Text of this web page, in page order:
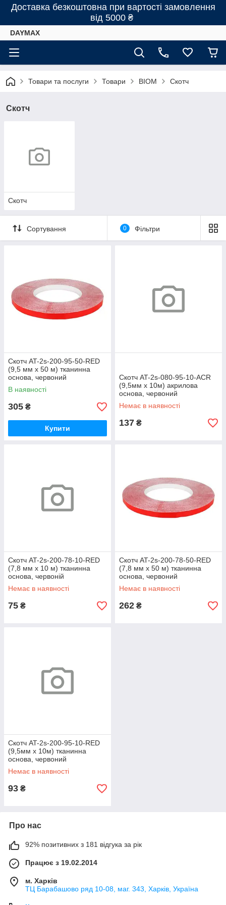
Доставка безкоштовна при вартості замовлення
від 5000 ₴
DAYMAX
Товари та послуги Товари BIOM Скотч
Скотч
Скотч
Сортування 0 Фільтри
Скотч AT-2s-200-95-50-RED
(9,5 мм х 50 м) тканинна
основа, червоний
В наявності
305 ₴
Купити
Скотч AT-2s-080-95-10-ACR
(9,5мм х 10м) акрилова
основа, червоний
Немає в наявності
137 ₴
Скотч AT-2s-200-78-10-RED
(7,8 мм х 10 м) тканинна
основа, червоній
Немає в наявності
75 ₴
Скотч AT-2s-200-78-50-RED
(7,8 мм х 50 м) тканинна
основа, червоний
Немає в наявності
262 ₴
Скотч AT-2s-200-95-10-RED
(9,5мм х 10м) тканинна
основа, червоний
Немає в наявності
93 ₴
Про нас
92% позитивних з 181 відгука за рік
Працює з 19.02.2014
м. Харків
ТЦ Барабашово ряд 10-08, маг. 343, Харків, Україна